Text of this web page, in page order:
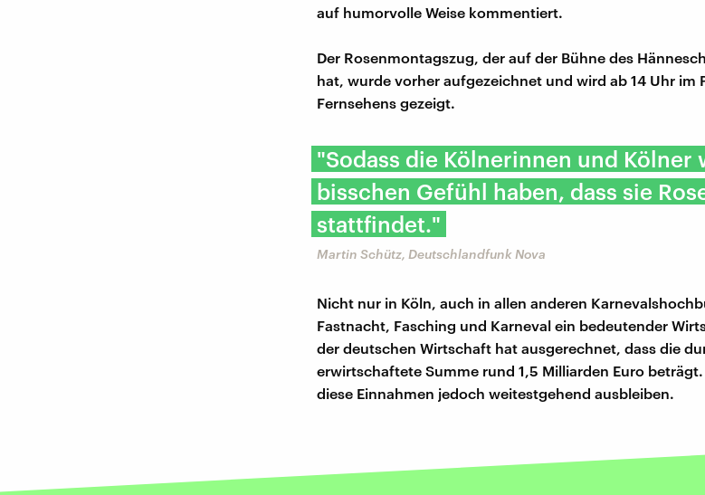
auf humorvolle Weise kommentiert.
Der Rosenmontagszug, der auf der Bühne des
hat, wurde vorher aufgezeichnet und wird ab 14 Uhr im
Fernsehens gezeigt.
"Sodass die Kölnerinnen und Kölner
bisschen Gefühl haben, dass sie
stattfindet."
Martin Schütz, Deutschlandfunk Nova
Nicht nur in Köln, auch in allen anderen
Fastnacht, Fasching und Karneval ein bedeutender
der deutschen Wirtschaft hat ausgerechnet, dass die
erwirtschaftete Summe rund 1,5 Milliarden Euro
diese Einnahmen jedoch weitestgehend ausbleiben.